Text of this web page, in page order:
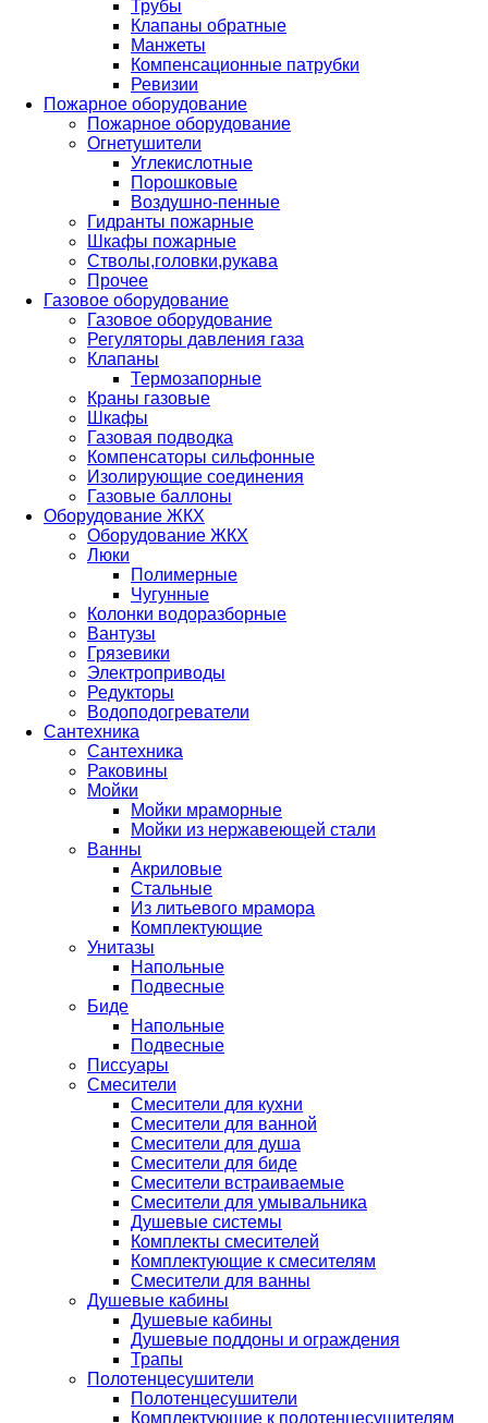
Трубы
Клапаны обратные
Манжеты
Компенсационные патрубки
Ревизии
Пожарное оборудование
Пожарное оборудование
Огнетушители
Углекислотные
Порошковые
Воздушно-пенные
Гидранты пожарные
Шкафы пожарные
Стволы,головки,рукава
Прочее
Газовое оборудование
Газовое оборудование
Регуляторы давления газа
Клапаны
Термозапорные
Краны газовые
Шкафы
Газовая подводка
Компенсаторы сильфонные
Изолирующие соединения
Газовые баллоны
Оборудование ЖКХ
Оборудование ЖКХ
Люки
Полимерные
Чугунные
Колонки водоразборные
Вантузы
Грязевики
Электроприводы
Редукторы
Водоподогреватели
Сантехника
Сантехника
Раковины
Мойки
Мойки мраморные
Мойки из нержавеющей стали
Ванны
Акриловые
Стальные
Из литьевого мрамора
Комплектующие
Унитазы
Напольные
Подвесные
Биде
Напольные
Подвесные
Писсуары
Смесители
Смесители для кухни
Смесители для ванной
Смесители для душа
Смесители для биде
Смесители встраиваемые
Смесители для умывальника
Душевые системы
Комплекты смесителей
Комплектующие к смесителям
Смесители для ванны
Душевые кабины
Душевые кабины
Душевые поддоны и ограждения
Трапы
Полотенцесушители
Полотенцесушители
Комплектующие к полотенцесушителям